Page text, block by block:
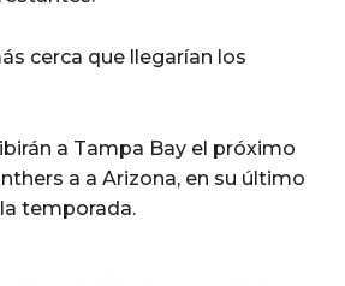
cerca que llegarían los
a Tampa Bay el próximo
a a Arizona, en su último
temporada.